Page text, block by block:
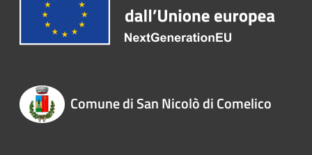
Comune di San Nicolò di Comelico